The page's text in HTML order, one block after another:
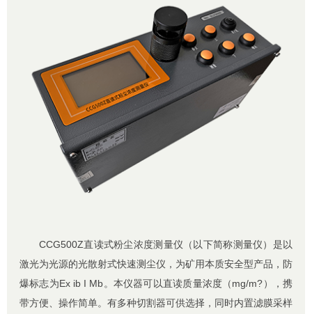
CCG500Z直读式粉尘浓度测量仪（以下简称测量仪）是以
激光为光源的光散射式快速测尘仪，为矿用本质安全型产品，防
爆标志为Ex ib I Mb。本仪器可以直读质量浓度（mg/m?），携
带方便、操作简单。有多种切割器可供选择，同时内置滤膜采样